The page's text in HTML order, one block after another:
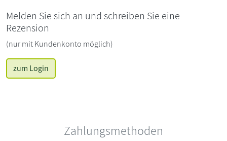
Melden Sie sich an und schreiben Sie eine
Rezension
(nur mit Kundenkonto möglich)
zum Login
Zahlungsmethoden